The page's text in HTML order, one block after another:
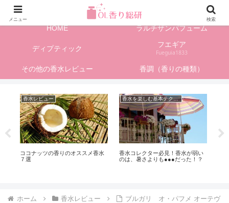
フレグランス情報、香水レビューサイト
HOME ラルチザンパフューム
ディプティック フエギア
Fueguia1833
その他の香水レビュー 香調（香りの種類）
香水レビュー
ココナッツの香りのオススメ香水
７選
香水を楽しむ基本テクニック
香水コレクター必見！香水が弱い
のは、暑さよりも●●●だった！？
ホーム 香水レビュー
ブルガリ オ・パフメ オーテヴ
メニュー 検索